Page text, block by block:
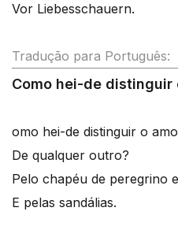
Vor Liebesschauern.
Tradução para Português:
Como hei-de distinguir
omo hei-de distinguir o
De qualquer outro?
Pelo chapéu de peregrino
E pelas sandálias.